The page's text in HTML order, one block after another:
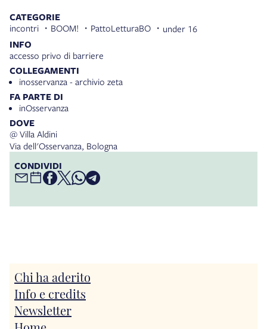
CATEGORIE
incontri BOOM! PattoLetturaBO under 16
INFO
accesso privo di barriere
COLLEGAMENTI
inosservanza - archivio zeta
FA PARTE DI
inOsservanza
DOVE
@ Villa Aldini
Via dell'Osservanza, Bologna
CONDIVIDI
Chi ha aderito
Info e credits
Newsletter